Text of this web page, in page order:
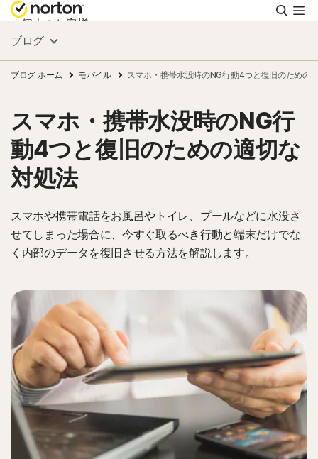
検
索
個人のお客様
スモールビジネス
リソース
サポート
無料体験
日本
サインイン
ブログ
ブログ ホーム モバイル スマホ・携帯水没時のNG行動4つと復旧のための
スマホ・携帯水没時のNG行
動4つと復旧のための適切な
対処法
スマホや携帯電話をお風呂やトイレ、プールなどに水没さ
せてしまった場合に、今すぐ取るべき行動と端末だけでな
く内部のデータを復旧させる方法を解説します。